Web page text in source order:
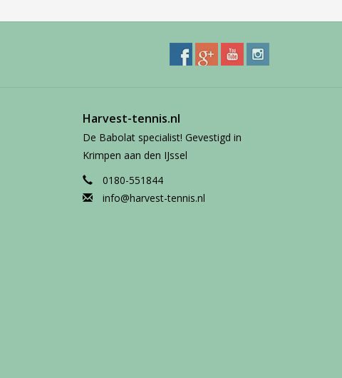
Harvest-tennis.nl
De Babolat specialist! Gevestigd in
Krimpen aan den IJssel
0180-551844
info@harvest-tennis.nl